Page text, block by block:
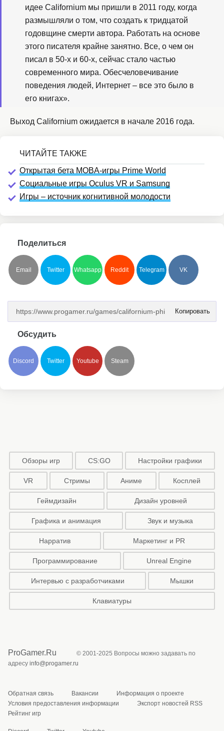
идее Californium мы пришли в 2011 году, когда
размышляли о том, что создать к тридцатой
годовщине смерти автора. Работать на основе
этого писателя крайне занятно. Все, о чем он
писал в 50-х и 60-х, сейчас стало частью
современного мира. Обесчеловечивание
поведения людей, Интернет – все это было в
его книгах».
Выход Californium ожидается в начале 2016 года.
Открытая бета MOBA-игры Prime World
Социальные игры Oculus VR и Samsung
Игры – источник когнитивной молодости
Поделиться
Email Twitter Whatsapp Reddit Telegram VK
Копировать
Обсудить
Discord Twitter Youtube Steam
Обзоры игр CS:GO Настройки графики
VR Стримы Аниме Косплей
Геймдизайн Дизайн уровней
Графика и анимация Звук и музыка
Нарратив Маркетинг и PR
Программирование Unreal Engine
Интервью с разработчиками Мышки
Клавиатуры
ProGamer.Ru
© 2001-2025 Вопросы можно задавать по
адресу info@progamer.ru
Обратная связь Вакансии
Информация о проекте
Условия предоставления информации
Экспорт новостей RSS
Рейтинг игр